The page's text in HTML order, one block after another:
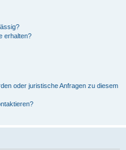
erhalten?
oder juristische Anfragen zu diesem